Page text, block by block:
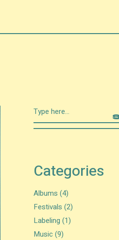
Categories
Albums (4)
Festivals (2)
Labeling (1)
Music(9)